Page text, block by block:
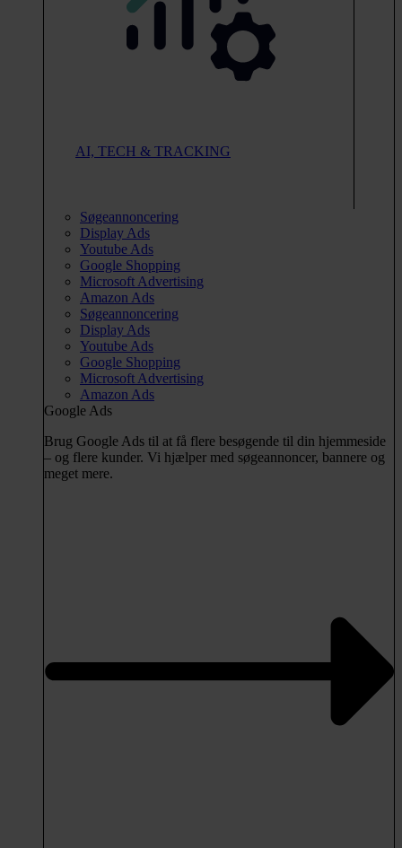
AI, TECH & TRACKING
Søgeannoncering
Display Ads
Youtube Ads
Google Shopping
Microsoft Advertising
Amazon Ads
Søgeannoncering
Display Ads
Youtube Ads
Google Shopping
Microsoft Advertising
Amazon Ads
Google Ads
Brug Google Ads til at få flere besøgende til din hjemmeside
– og flere kunder. Vi hjælper med søgeannoncer, bannere og
meget mere.